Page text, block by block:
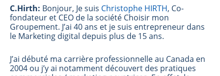
C.Hirth: Bonjour, Je suis Christophe HIRTH, Co-
fondateur et CEO de la société Choisir mon
Groupement. J’ai 40 ans et je suis entrepreneur dans
le Marketing digital depuis plus de 15 ans.
J’ai débuté ma carrière professionnelle au Canada en
2004 ou j’y ai notamment découvert des pratiques